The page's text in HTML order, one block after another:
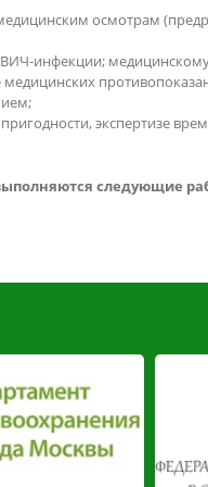
осмотрам
инфекции;
экспертизе
следующие